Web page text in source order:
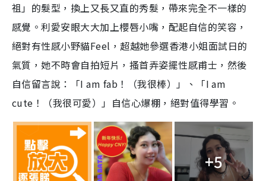
祖」的髮型，換上又長又直的秀髮，帶來完全不一樣的
感覺。利愛安眼大大加上櫻唇小嘴，配起自信的笑容，
絕對有性感小野貓Feel，超越她參選香港小姐面試日的
氣質，她不時會自拍短片，搔首弄姿擺性感甫士，然後
自信留言說：「I am fab！（我很棒）」、「I am
cute！（我很可愛）」自信心爆棚，絕對值得學習。
+5